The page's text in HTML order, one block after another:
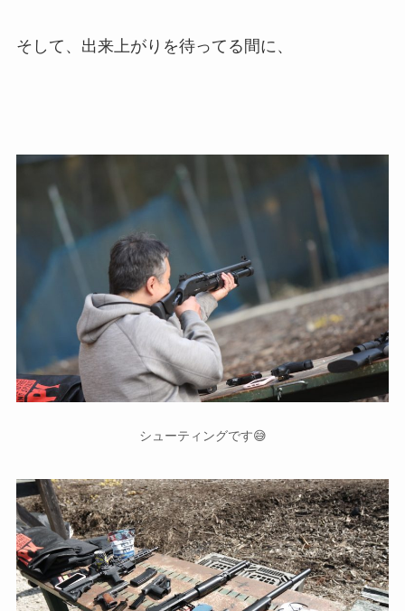
そして、出来上がりを待ってる間に、
シューティングです😅